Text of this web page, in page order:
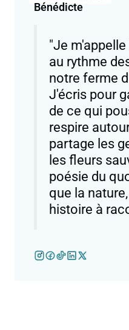
Bénédicte
"Je
au rythme
notre ferme
J'écris pour
de ce qui
respire
partage les
les fleurs
poésie du
que la
histoire à